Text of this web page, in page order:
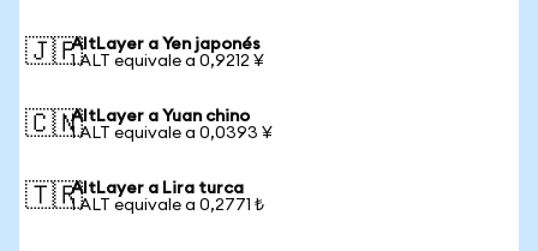
🇯🇵AltLayer a Yen japonés
1 ALT equivale a 0,9212 ¥
🇨🇳AltLayer a Yuan chino
1 ALT equivale a 0,0393 ¥
🇹🇷AltLayer a Lira turca
1 ALT equivale a 0,2771 ₺